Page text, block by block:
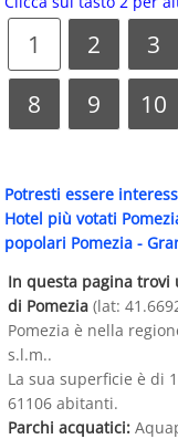
1 2 3
8
9 10
Potresti essere
Hotel più votati
popolari Pomezia -
In questa pagina
di Pomezia (lat:
Pomezia è nella
s.l.m..
La sua superficie è di
61106 abitanti.
Parchi acquatici: